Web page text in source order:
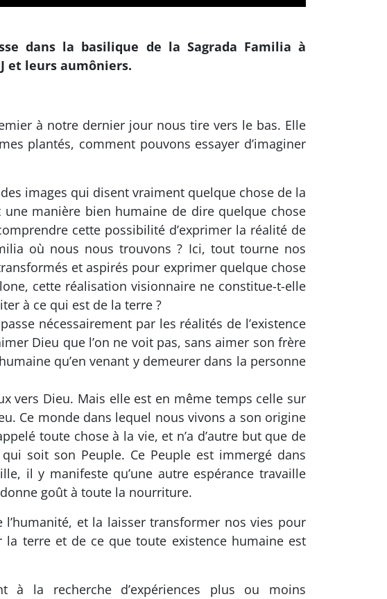
dans la basilique de la Sagrada Familia à
et leurs aumôniers.
à notre dernier jour nous tire vers le bas. Elle
plantés, comment pouvons essayer d’imaginer
images qui disent vraiment quelque chose de la
manière bien humaine de dire quelque chose
cette possibilité d’exprimer la réalité de
où nous nous trouvons ? Ici, tout tourne nos
et aspirés pour exprimer quelque chose
cette réalisation visionnaire ne constitue-t-elle
à ce qui est de la terre ?
nécessairement par les réalités de l’existence
Dieu que l’on ne voit pas, sans aimer son frère
qu’en venant y demeurer dans la personne
vers Dieu. Mais elle est en même temps celle sur
Ce monde dans lequel nous vivons a son origine
toute chose à la vie, et n’a d’autre but que de
soit son Peuple. Ce Peuple est immergé dans
il y manifeste qu’une autre espérance travaille
goût à toute la nourriture.
et la laisser transformer nos vies pour
terre et de ce que toute existence humaine est
à la recherche d’expériences plus ou moins